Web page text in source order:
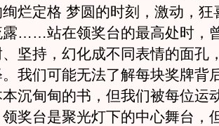
烂定格 梦圆的时刻，激动，狂
露……站在领奖台的最高处时，
坚持，幻化成不同表情的面孔
我们可能无法了解每块奖牌背
沉甸甸的书，但我们被每位运
奖台是聚光灯下的中心舞台，